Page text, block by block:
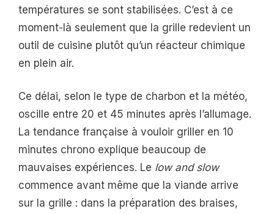
températures se sont stabilisées. C’est à ce
moment-là seulement que la grille redevient un
outil de cuisine plutôt qu’un réacteur chimique
en plein air.
Ce délai, selon le type de charbon et la météo,
oscille entre 20 et 45 minutes après l’allumage.
La tendance française à vouloir griller en 10
minutes chrono explique beaucoup de
mauvaises expériences. Le low and slow
commence avant même que la viande arrive
sur la grille : dans la préparation des braises,